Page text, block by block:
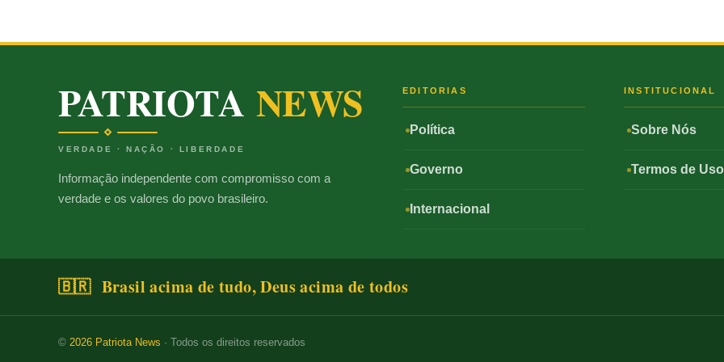
PATRIOTA NEWS
VERDADE · NAÇÃO · LIBERDADE
Informação independente com compromisso com a
verdade e os valores do povo brasileiro.
EDITORIAS
Política
Governo
Internacional
INSTITUCIONAL
Sobre Nós
Termos de Uso
🇧🇷 Brasil acima de tudo, Deus acima de todos
© 2026 Patriota News · Todos os direitos reservados